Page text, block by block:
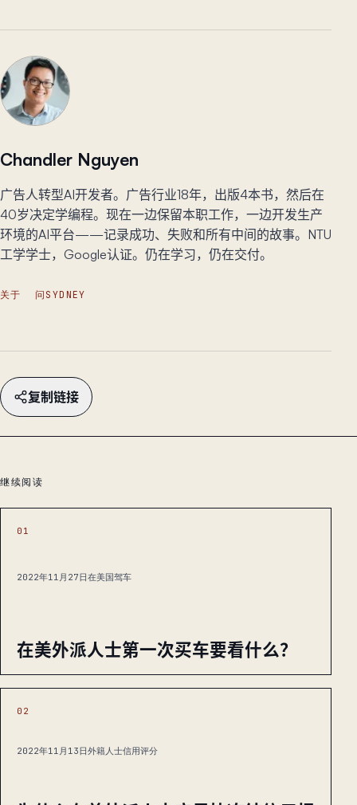
Chandler Nguyen
广告人转型AI开发者。广告行业18年，出版4本书，然后在
40岁决定学编程。现在一边保留本职工作，一边开发生产
环境的AI平台——记录成功、失败和所有中间的故事。NTU
工学学士，Google认证。仍在学习，仍在交付。
关于 问SYDNEY
复制链接
继续阅读
01
2022年11月27日在美国驾车
在美外派人士第一次买车要看什么？
02
2022年11月13日外籍人士信用评分